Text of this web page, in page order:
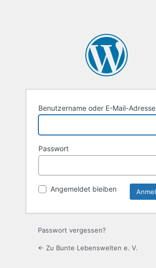
Benutzername oder E-Mail-Adresse
Passwort
Angemeldet bleiben
Passwort vergessen?
← Zu Bunte Lebenswelten e. V.